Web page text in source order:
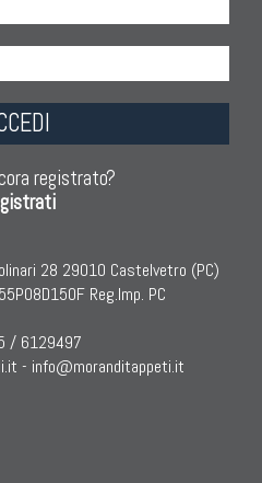
registrato?
28 29010 Castelvetro (PC)
Reg.Imp. PC
/ 6129497
- info@moranditappeti.it